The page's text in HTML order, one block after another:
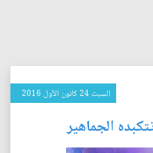
السبت 24 كانون الأول 2016
الجماهير